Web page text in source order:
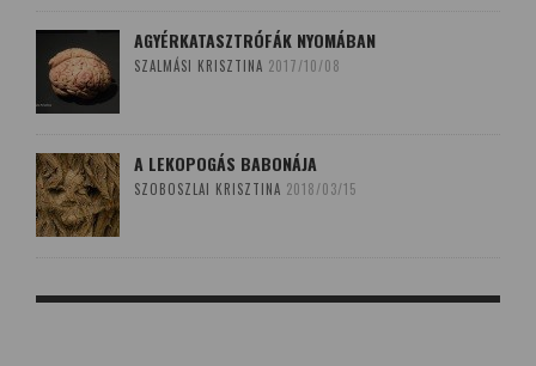
AGYÉRKATASZTRÓFÁK NYOMÁBAN
SZALMÁSI KRISZTINA 2017/10/08
A LEKOPOGÁS BABONÁJA
SZOBOSZLAI KRISZTINA 2018/03/15